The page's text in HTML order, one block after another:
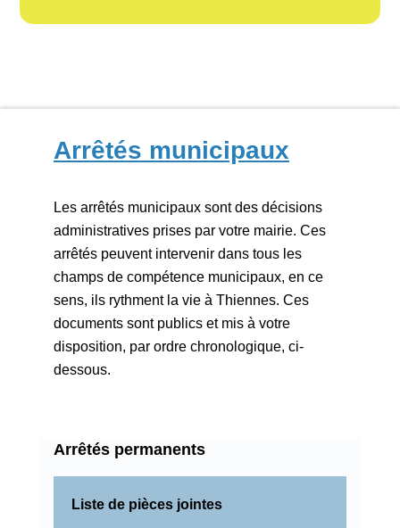
Arrêtés municipaux
Les arrêtés municipaux sont des décisions
administratives prises par votre mairie. Ces
arrêtés peuvent intervenir dans tous les
champs de compétence municipaux, en ce
sens, ils rythment la vie à Thiennes. Ces
documents sont publics et mis à votre
disposition, par ordre chronologique, ci-
dessous.
Arrêtés permanents
Liste de pièces jointes